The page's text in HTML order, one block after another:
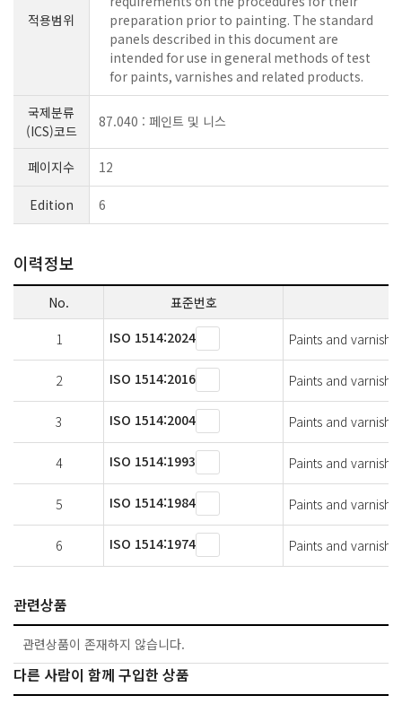
적용범위
preparation prior to painting. The standard
panels described in this document are
intended for use in general methods of test
for paints, varnishes and related products.
국제분류
(ICS)코드
87.040 : 페인트 및 니스
페이지수 12
Edition 6
이력정보
No. 표준번호
1 ISO 1514:2024 Paints and
2 ISO 1514:2016 Paints and
3 ISO 1514:2004 Paints and
4 ISO 1514:1993 Paints and
5 ISO 1514:1984 Paints and
6 ISO 1514:1974 Paints and
관련상품
관련상품이 존재하지 않습니다.
다른 사람이 함께 구입한 상품